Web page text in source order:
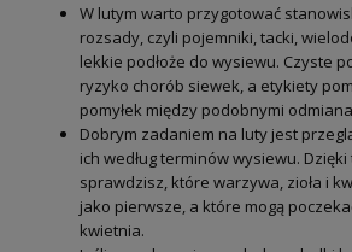
W lutym warto przygotować
rozsady, czyli pojemniki, tacki,
lekkie podłoże do wysiewu. Czyste
ryzyko chorób siewek, a etykiety
pomyłek między podobnymi
Dobrym zadaniem na luty jest
ich według terminów wysiewu.
sprawdzisz, które warzywa, zioła i
jako pierwsze, a które mogą
kwietnia.